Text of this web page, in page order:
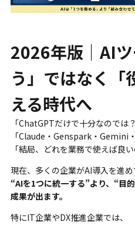
2026年版｜AI
う」ではなく「
える時代へ
「ChatGPTだけで十分なのでは？
「Claude・Genspark・Gemini
「結局、どれを業務で使えば良い
現在、多くの企業がAI導入を進
“AIを1つに統一する”より、“目
成果が出ます。
特にIT企業やDX推進企業では、